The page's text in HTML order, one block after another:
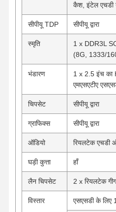
फ़ायरवॉल मिनी पीसी
औद्योगिक मिनी पीसी
पीओई मिनी पीसी
एनएएस मिनी पीसी
सेलेरोन मिनी पीसी
कोर मिनी पीसी
ऑफिस मिनी पीसी
औद्योगिक मदरबोर्ड
फ़ायरवॉल मदरबोर्ड
कैश, इंटेल एचडी
सीपीयू TDP सीपीयू द्वारा
स्मृति
1 x DDR3L
(8G, 1333/
भंडारण
1 x 2.5 इंच का
एमएसएटीए
चिपसेट सीपीयू द्वारा
ग्राफिक्स सीपीयू द्वारा
ऑडियो रियलटेक एचडी
घड़ी कुत्ता हाँ
लैन चिपसेट 2 x रियलटेक
विस्तार एसएसडी के लिए